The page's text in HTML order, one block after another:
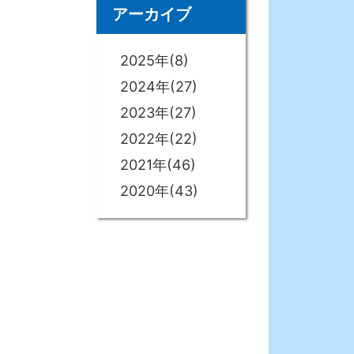
アーカイブ
2025年(8)
2024年(27)
2023年(27)
2022年(22)
2021年(46)
2020年(43)